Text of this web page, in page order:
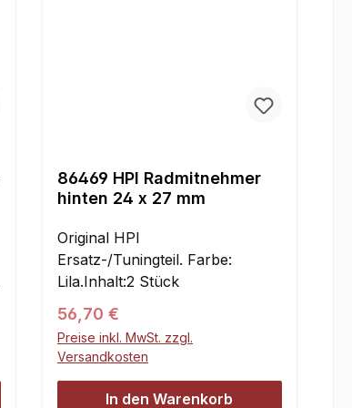
86469 HPI Radmitnehmer
hinten 24 x 27 mm
Original HPI
Ersatz-/Tuningteil. Farbe:
Lila.Inhalt:2 Stück
Regulärer Preis:
56,70 €
Preise inkl. MwSt. zzgl.
Versandkosten
In den Warenkorb